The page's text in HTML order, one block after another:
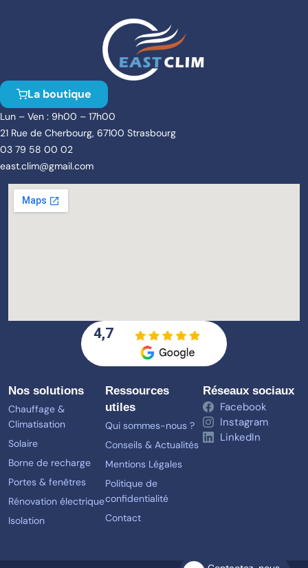
La boutique
Lun – Ven : 9h00 – 17h00
21 Rue de Cherbourg, 67100 Strasbourg
03 79 58 00 02
east.clim@gmail.com
Nos solutions
Chauffage &
Climatisation
Solaire
Borne de recharge
Portes & fenêtres
Rénovation électrique
Isolation
Ressources
utiles
Qui sommes-nous ?
Conseils & Actualités
Mentions Légales
Politique de
confidentialité
Contact
Réseaux sociaux
Facebook
Instagram
LinkedIn
4,7